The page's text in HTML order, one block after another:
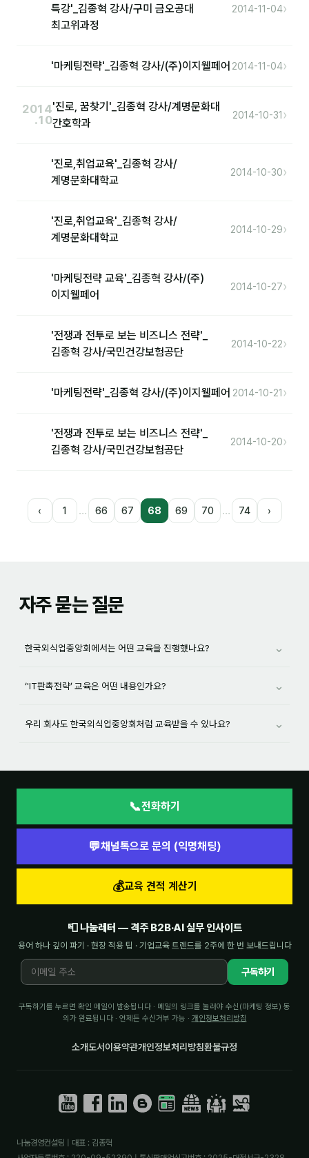
영상자료실
등급 · 포인트
문의
💰 교육 견적 계산기
1:1 문의
공지사항
특강'_김종혁 강사/구미 금오공대
최고위과정
2014-11-04›
'마케팅전략'_김종혁 강사/(주)이지웰페어 2014-11-04›
2014
.10
'진로, 꿈찾기'_김종혁 강사/계명문화대
간호학과
2014-10-31 ›
'진로,취업교육'_김종혁 강사/
계명문화대학교
2014-10-30›
'진로,취업교육'_김종혁 강사/
계명문화대학교
2014-10-29›
'마케팅전략 교육'_김종혁 강사/(주)
이지웰페어
2014-10-27›
'전쟁과 전투로 보는 비즈니스 전략'_
김종혁 강사/국민건강보험공단
2014-10-22›
'마케팅전략'_김종혁 강사/(주)이지웰페어 2014-10-21 ›
'전쟁과 전투로 보는 비즈니스 전략'_
김종혁 강사/국민건강보험공단
2014-10-20›
‹ 1 … 66 67 68 69 70 … 74 ›
자주 묻는 질문
한국외식업중앙회에서는 어떤 교육을 진행했나요? ⌄
‘'IT판촉전략’ 교육은 어떤 내용인가요? ⌄
우리 회사도 한국외식업중앙회처럼 교육받을 수 있나요? ⌄
📞전화하기
💬채널톡으로 문의 (익명채팅)
💰교육 견적 계산기
📮 나눔레터 — 격주 B2B·AI 실무 인사이트
용어 하나 깊이 파기 · 현장 적용 팁 · 기업교육 트렌드를 2주에 한 번 보내드립니다
구독하기
구독하기를 누르면 확인 메일이 발송됩니다 · 메일의 링크를 눌러야 수신(마케팅 정보) 동
의가 완료됩니다 · 언제든 수신거부 가능 · 개인정보처리방침
소개도서이용약관개인정보처리방침환불규정
나눔경영컨설팅 | 대표 : 김종혁